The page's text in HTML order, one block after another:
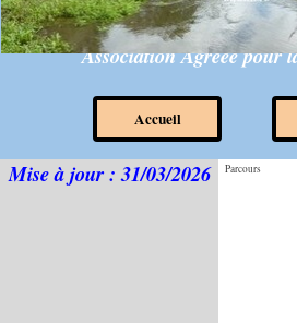
Association Agréée pour
Accueil
Mise à jour : 31/03/2026 Parcours